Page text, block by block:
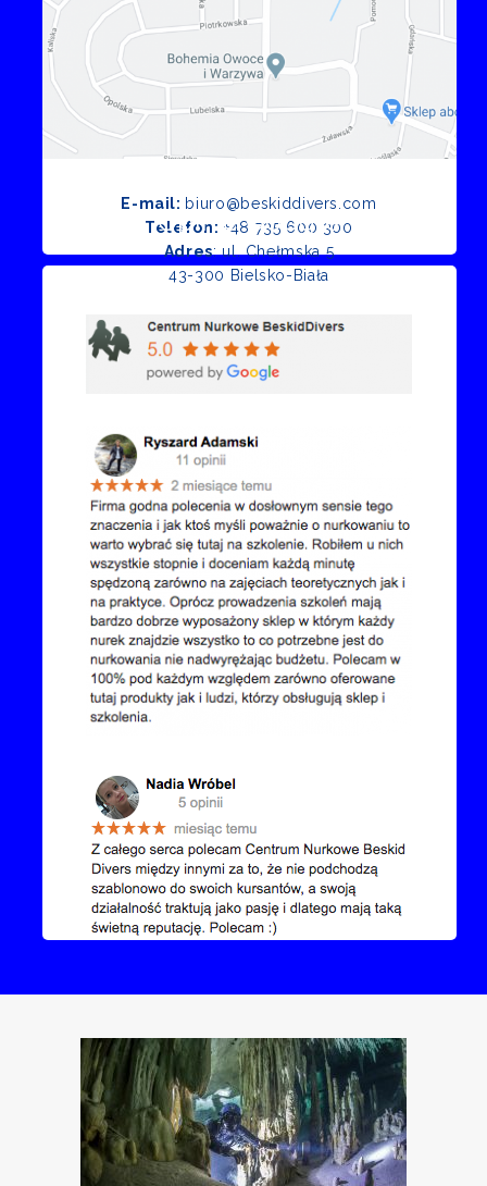
E-mail: biuro@beskiddivers.com
Telefon: +48 735 600 300
Adres: ul. Chełmska 5
43-300 Bielsko-Biała
Opinie Google